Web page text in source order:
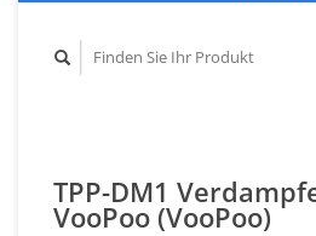
TPP-DM1
VooPoo (VooPoo)